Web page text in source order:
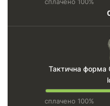
сплачено 100%
Тактична форма
сплачено 100%